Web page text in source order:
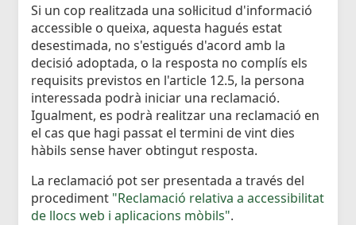
Si un cop realitzada una sol·licitud d'informació
accessible o queixa, aquesta hagués estat
desestimada, no s'estigués d'acord amb la
decisió adoptada, o la resposta no complís els
requisits previstos en l'article 12.5, la persona
interessada podrà iniciar una reclamació.
Igualment, es podrà realitzar una reclamació en
el cas que hagi passat el termini de vint dies
hàbils sense haver obtingut resposta.
La reclamació pot ser presentada a través del
procediment "Reclamació relativa a accessibilitat
de llocs web i aplicacions mòbils".